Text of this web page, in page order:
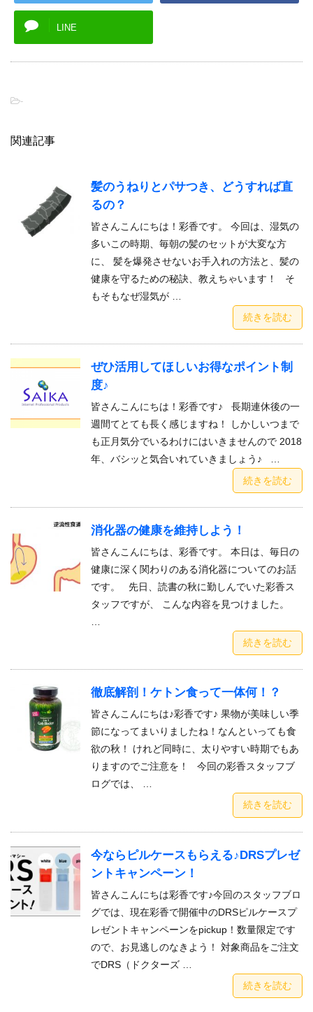
LINE
-
関連記事
髪のうねりとパサつき、どうすれば直
るの？
皆さんこんにちは！彩香です。 今回は、湿気の
多いこの時期、毎朝の髪のセットが大変な方
に、 髪を爆発させないお手入れの方法と、髪の
健康を守るための秘訣、教えちゃいます！ そ
もそもなぜ湿気が …
続きを読む
ぜひ活用してほしいお得なポイント制
度♪
皆さんこんにちは！彩香です♪ 長期連休後の一
週間てとても長く感じますね！ しかしいつまで
も正月気分でいるわけにはいきませんので 2018
年、バシッと気合いれていきましょう♪ …
続きを読む
消化器の健康を維持しよう！
皆さんこんにちは、彩香です。 本日は、毎日の
健康に深く関わりのある消化器についてのお話
です。 先日、読書の秋に勤しんでいた彩香ス
タッフですが、 こんな内容を見つけました。
続きを読む
徹底解剖！ケトン食って一体何！？
皆さんこんにちは♪彩香です♪ 果物が美味しい季
節になってまいりましたね！なんといっても食
欲の秋！ けれど同時に、太りやすい時期でもあ
りますのでご注意を！ 今回の彩香スタッフブ
ログでは、 …
続きを読む
今ならピルケースもらえる♪DRSプレゼ
ントキャンペーン！
皆さんこんにちは彩香です♪今回のスタッフブロ
グでは、現在彩香で開催中のDRSピルケースプ
レゼントキャンペーンをpickup！数量限定です
ので、お見逃しのなきよう！ 対象商品をご注文
でDRS（ドクターズ …
続きを読む